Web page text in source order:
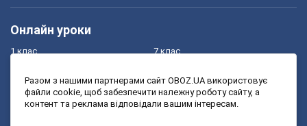
Онлайн уроки
1 клас
3 клас
7 клас
9 клас
Разом з нашими партнерами сайт OBOZ.UA використовує
файли cookie, щоб забезпечити належну роботу сайту, а
контент та реклама відповідали вашим інтересам.